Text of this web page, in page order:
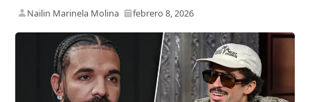
Nailin Marinela Molina febrero 8, 2026